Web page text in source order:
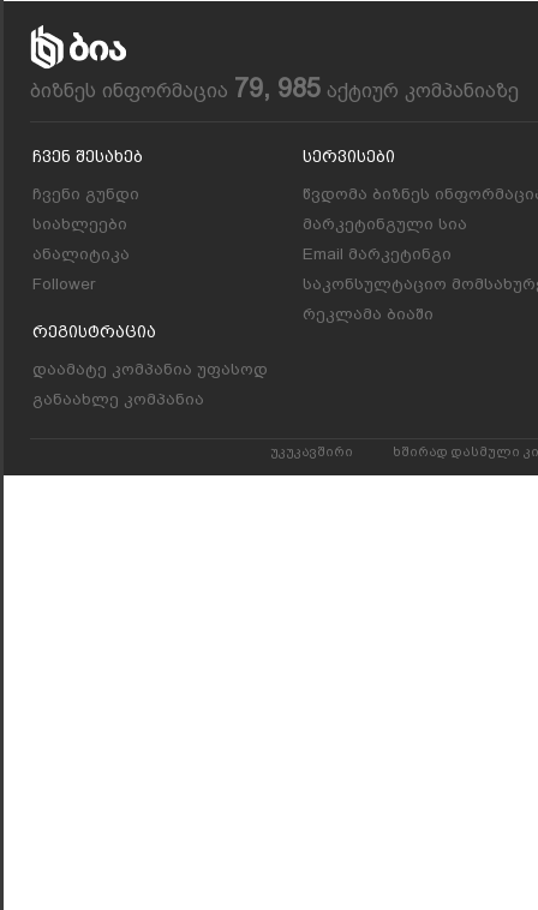
ბიზნეს ინფორმაცია 79, 985 აქტიურ კომპანიაზე
Ჩვენ Შესახებ
ჩვენი გუნდი
სიახლეები
ანალიტიკა
Follower
Რეგისტრაცია
დაამატე კომპანია უფასოდ
განაახლე კომპანია
Სერვისები
წვდომა ბიზნეს
მარკეტინგული სია
Email მარკეტინგი
საკონსულტაციო
რეკლამა ბიაში
უკუკავშირი ხშირად დასმული